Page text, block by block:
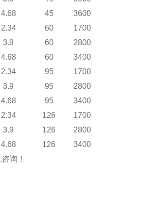
4.68 45 3600
2.34 60
1700
3.9 60
2800
4.68 60 3400
2.34 95
1700
3.9 95
2800
4.68 95 3400
2.34 126
1700
3.9 126
2800
4.68 126
3400
,咨询！